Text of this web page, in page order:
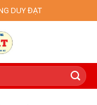
DUY ĐẠT